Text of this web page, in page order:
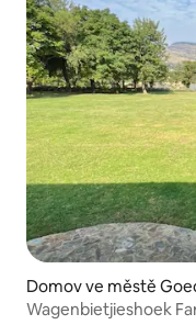
Domov ve městě
Wagenbietjieshoek